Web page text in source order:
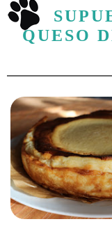
QUESO